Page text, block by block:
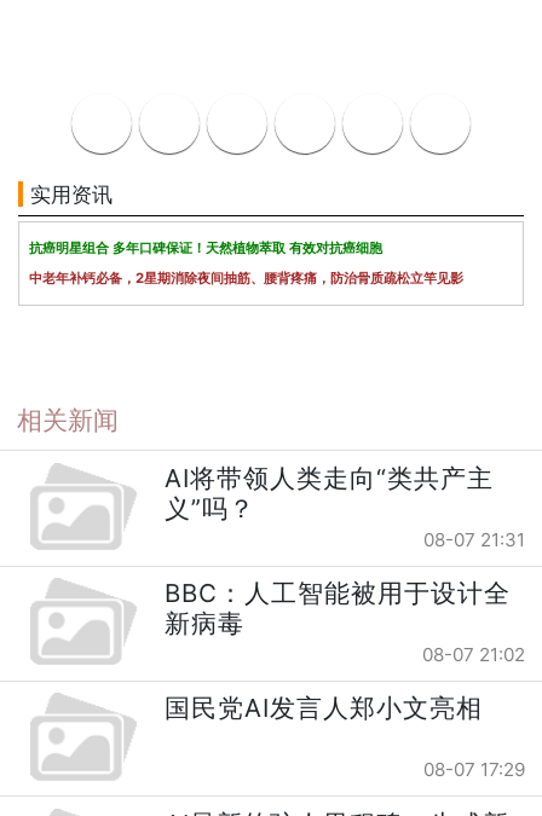
实用资讯
抗癌明星组合 多年口碑保证！天然植物萃取 有效对抗癌细胞
中老年补钙必备，2星期消除夜间抽筋、腰背疼痛，防治骨质疏松立竿见影
相关新闻
AI将带领人类走向“类共产主
义”吗？
08-07 21:31
BBC：人工智能被用于设计全
新病毒
08-07 21:02
国民党AI发言人郑小文亮相
08-07 17:29